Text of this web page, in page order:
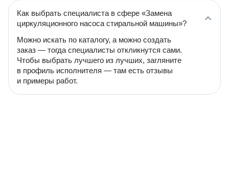
Как выбрать специалиста в сфере «Замена
циркуляционного насоса стиральной машины»?
Можно искать по каталогу, а можно создать
заказ — тогда специалисты откликнутся сами.
Чтобы выбрать лучшего из лучших, загляните
в профиль исполнителя — там есть отзывы
и примеры работ.